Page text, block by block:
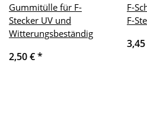
Gummitülle für F-
Stecker UV und
Witterungsbeständig
2,50 €*
F-
F-